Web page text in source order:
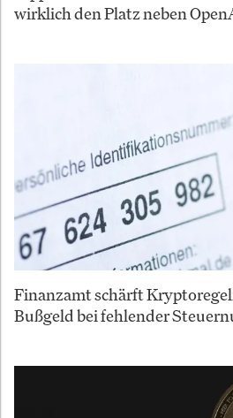
wirklich den Platz neben
Finanzamt schärft
Bußgeld bei fehlender